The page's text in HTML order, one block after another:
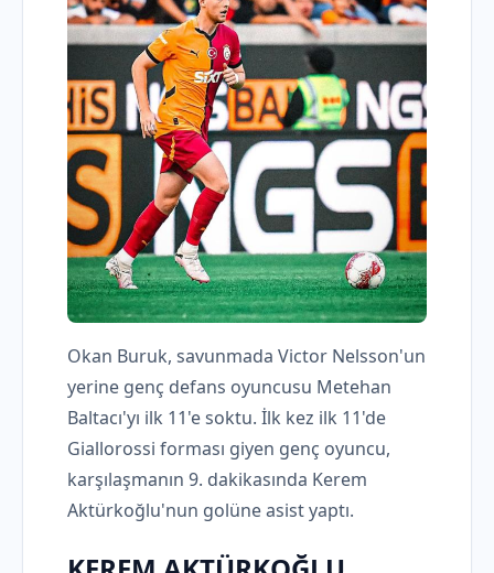
Okan Buruk, savunmada Victor Nelsson'un
yerine genç defans oyuncusu Metehan
Baltacı'yı ilk 11'e soktu. İlk kez ilk 11'de
Giallorossi forması giyen genç oyuncu,
karşılaşmanın 9. dakikasında Kerem
Aktürkoğlu'nun golüne asist yaptı.